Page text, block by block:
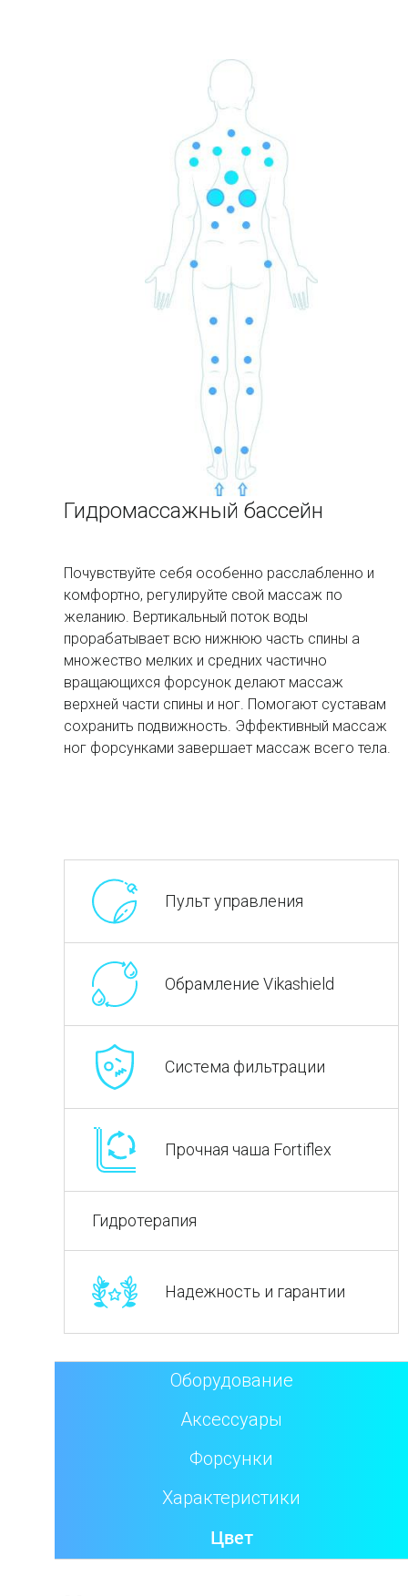
Гидромассажный бассейн
Почувствуйте себя особенно расслабленно и
комфортно, регулируйте свой массаж по
желанию. Вертикальный поток воды
прорабатывает всю нижнюю часть спины а
множество мелких и средних частично
вращающихся форсунок делают массаж
верхней части спины и ног. Помогают суставам
сохранить подвижность. Эффективный массаж
ног форсунками завершает массаж всего тела.
Пульт управления
Обрамление Vikashield
Система фильтрации
Прочная чаша Fortiflex
Гидротерапия
Надежность и гарантии
Оборудование
Аксессуары
Форсунки
Характеристики
Цвет